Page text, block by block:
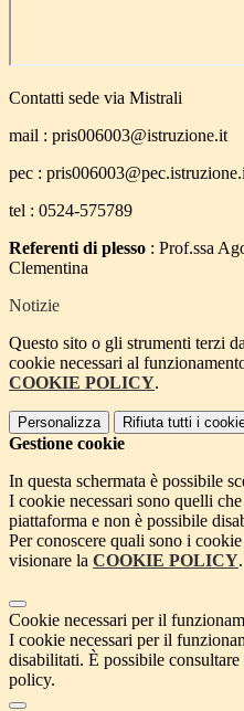
Contatti sede via Mistrali
mail : pris006003@istruzione.it
pec :
tel : 0524-575789
Referenti di plesso : Prof.ssa
Clementina
Notizie
Questo sito o gli strumenti terzi
cookie necessari al
COOKIE POLICY.
Personalizza Rifiuta tutti i
Gestione cookie
In questa schermata è possibile
I cookie necessari sono quelli
piattaforma e non è possibile
Per conoscere quali sono i
visionare la COOKIE POLICY.
Cookie necessari per il
I cookie necessari per il
disabilitati. È possibile
policy.